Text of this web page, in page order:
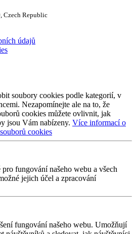
Czech Republic
údajů
soubory cookies podle kategorií, v
Nezapomínejte ale na to, že
cookies můžete ovlivnit, jak
jsou Vám nabízeny. Více informací o
cookies
fungování našeho webu a všech
jejich účel a zpracování
fungování našeho webu. Umožňují